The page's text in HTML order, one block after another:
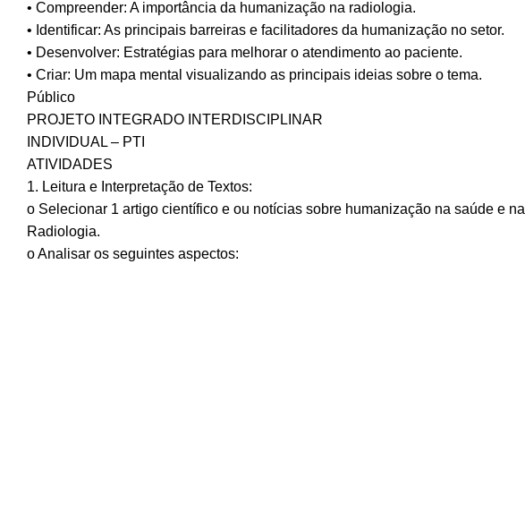
• Compreender: A importância da humanização na radiologia.
• Identificar: As principais barreiras e facilitadores da humanização no setor.
• Desenvolver: Estratégias para melhorar o atendimento ao paciente.
• Criar: Um mapa mental visualizando as principais ideias sobre o tema.
Público
PROJETO INTEGRADO INTERDISCIPLINAR
INDIVIDUAL – PTI
ATIVIDADES
1. Leitura e Interpretação de Textos:
o Selecionar 1 artigo científico e ou notícias sobre humanização na saúde e na
Radiologia.
o Analisar os seguintes aspectos: